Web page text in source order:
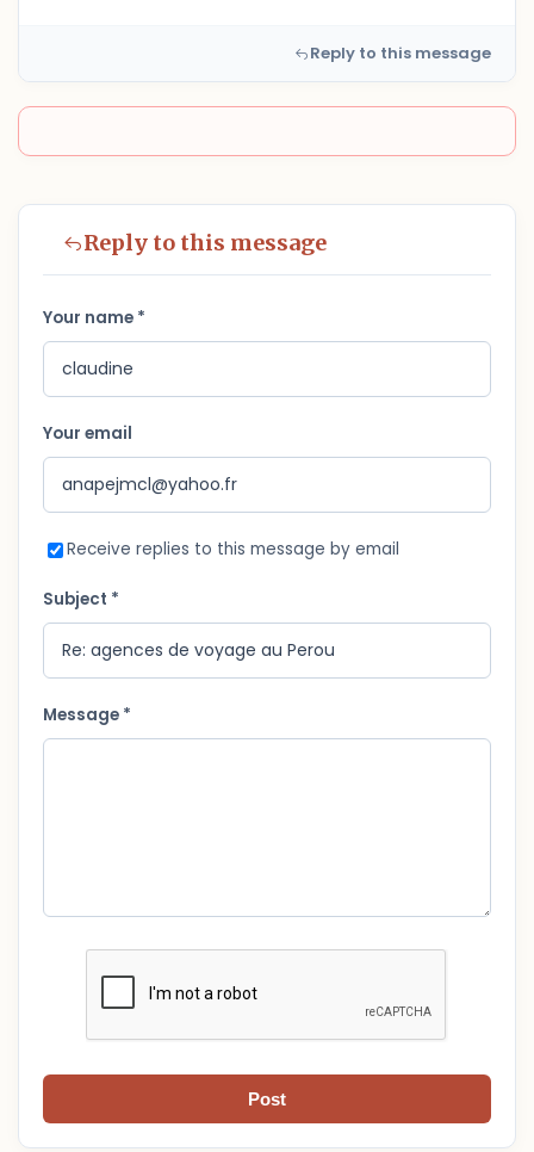
Reply to this message
Reply to this message
Your name *
Your email
Receive replies to this message by email
Subject *
Message *
Post